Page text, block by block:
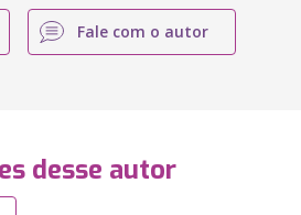
Fale com o autor
desse autor